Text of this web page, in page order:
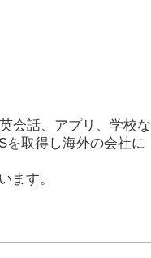
会話、アプリ、学校な
を取得し海外の会社に
ます。